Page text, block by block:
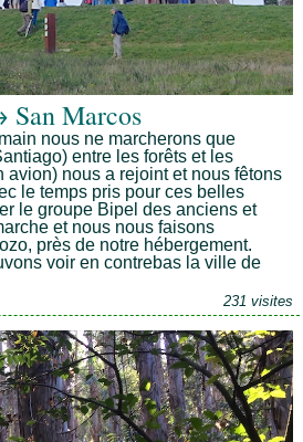
Marcos
nous ne marcherons que
entre les forêts et les
nous a rejoint et nous fêtons
le temps pris pour ces belles
le groupe Bipel des anciens et
et nous nous faisons
près de notre hébergement.
voir en contrebas la ville de
231 visites